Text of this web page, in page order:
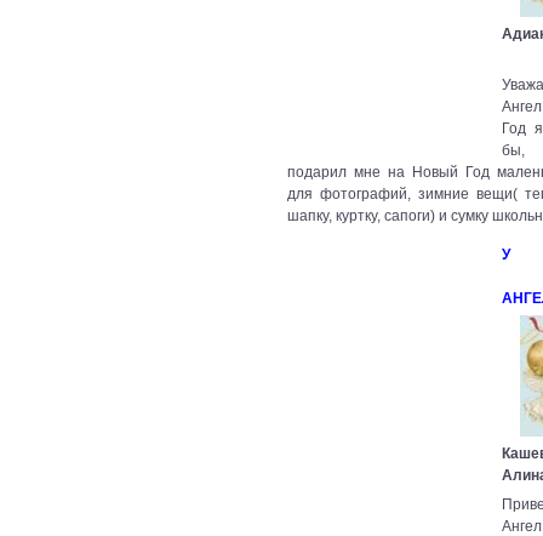
Год
бы,
подарил мне на Новый Год
для фотографий, зимние вещи(
шапку, куртку, сапоги) и сумку
У